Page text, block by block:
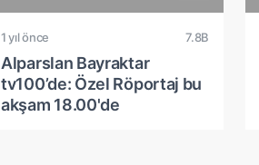
1 yıl önce 7.8B
Alparslan Bayraktar
tv100’de: Özel Röportaj bu
akşam 18.00'de